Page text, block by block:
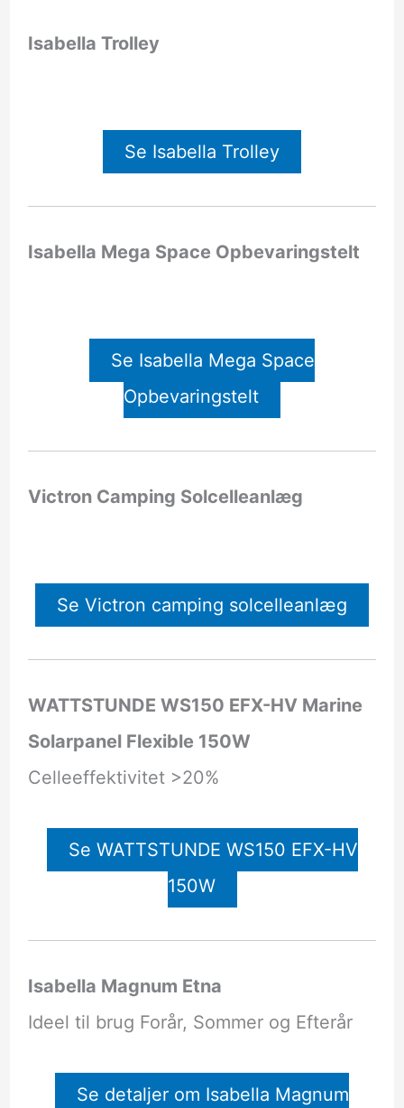
Isabella Trolley
Se Isabella Trolley
Isabella Mega Space Opbevaringstelt
Se Isabella Mega Space
Opbevaringstelt
Victron Camping Solcelleanlæg
Se Victron camping solcelleanlæg
WATTSTUNDE WS150 EFX-HV Marine
Solarpanel Flexible 150W
Celleeffektivitet >20%
Se WATTSTUNDE WS150 EFX-HV
150W
Isabella Magnum Etna
Ideel til brug Forår, Sommer og Efterår
Se detaljer om Isabella Magnum